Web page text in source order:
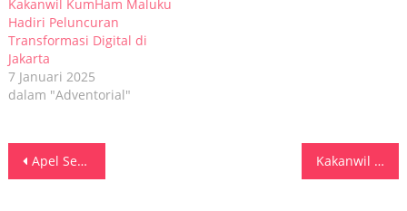
Kakanwil KumHam Maluku
Hadiri Peluncuran
Transformasi Digital di
Jakarta
7 Januari 2025
dalam "Adventorial"
Navigasi
Apel Senin Awal Tahun 2025 Kakanwil Kemenkumham Maluku Beri Motivasi Dorong Peningkatan Kinerja ASN Kakanwil KumHam Maluku Hadiri Peluncuran Transformasi Digital di Jakarta